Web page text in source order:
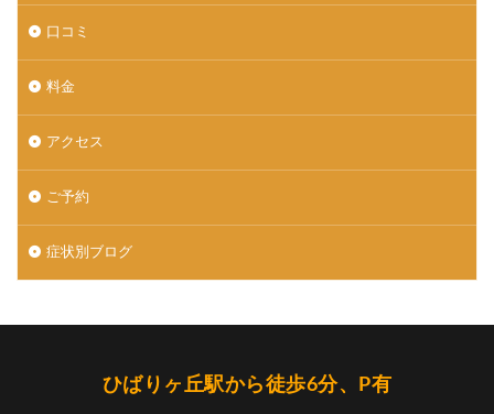
口コミ
料金
アクセス
ご予約
症状別ブログ
ひばりヶ丘駅から徒歩6分、P有